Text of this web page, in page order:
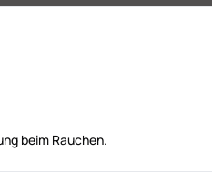
beim Rauchen.